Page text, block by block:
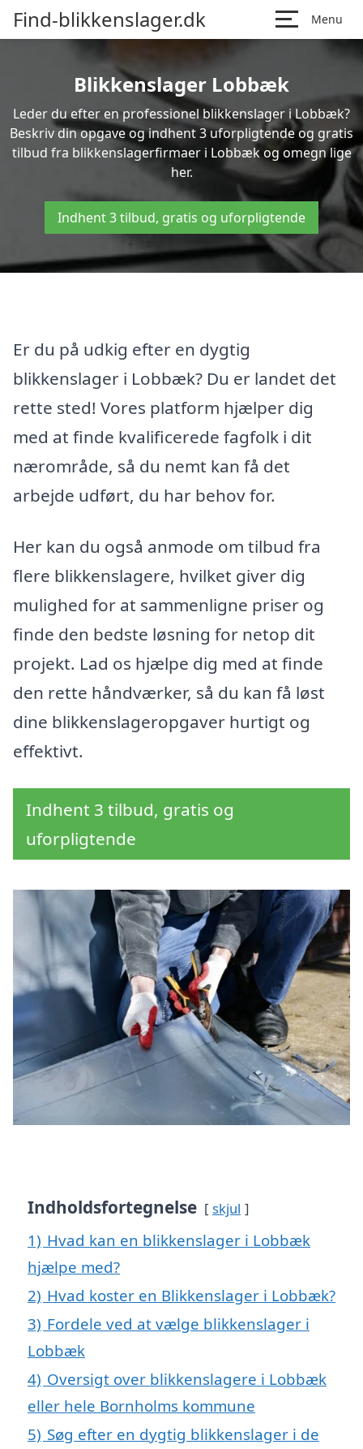
Find-blikkenslager.dk Menu
Blikkenslager Lobbæk
Leder du efter en professionel blikkenslager i Lobbæk?
Beskriv din opgave og indhent 3 uforpligtende og gratis
tilbud fra blikkenslagerfirmaer i Lobbæk og omegn lige
her.
Indhent 3 tilbud, gratis og uforpligtende
Er du på udkig efter en dygtig
blikkenslager i Lobbæk? Du er landet det
rette sted! Vores platform hjælper dig
med at finde kvalificerede fagfolk i dit
nærområde, så du nemt kan få det
arbejde udført, du har behov for.
Her kan du også anmode om tilbud fra
flere blikkenslagere, hvilket giver dig
mulighed for at sammenligne priser og
finde den bedste løsning for netop dit
projekt. Lad os hjælpe dig med at finde
den rette håndværker, så du kan få løst
dine blikkenslageropgaver hurtigt og
effektivt.
Indhent 3 tilbud, gratis og
uforpligtende
Indholdsfortegnelse skjul
1) Hvad kan en blikkenslager i Lobbæk
hjælpe med?
2) Hvad koster en Blikkenslager i Lobbæk?
3) Fordele ved at vælge blikkenslager i
Lobbæk
4) Oversigt over blikkenslagere i Lobbæk
eller hele Bornholms kommune
5) Søg efter en dygtig blikkenslager i de